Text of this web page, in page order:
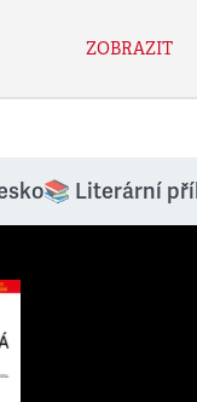
ZOBRAZIT
📚 Literární